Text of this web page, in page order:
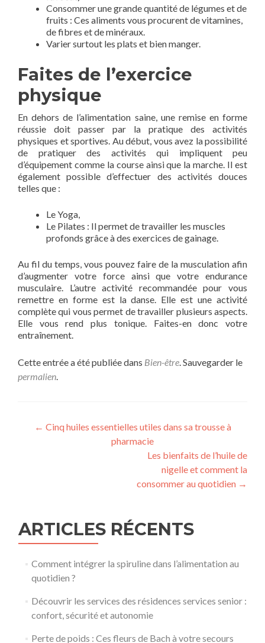
Consommer une grande quantité de légumes et de
fruits : Ces aliments vous procurent de vitamines,
de fibres et de minéraux.
Varier surtout les plats et bien manger.
Faites de l’exercice
physique
En dehors de l’alimentation saine, une remise en forme
réussie doit passer par la pratique des activités
physiques et sportives. Au début, vous avez la possibilité
de pratiquer des activités qui impliquent peu
d’équipement comme la course ainsi que la marche. Il est
également possible d’effectuer des activités douces
telles que :
Le Yoga,
Le Pilates : Il permet de travailler les muscles
profonds grâce à des exercices de gainage.
Au fil du temps, vous pouvez faire de la musculation afin
d’augmenter votre force ainsi que votre endurance
musculaire. L’autre activité recommandée pour vous
remettre en forme est la danse. Elle est une activité
complète qui vous permet de travailler plusieurs aspects.
Elle vous rend plus tonique. Faites-en donc votre
entraînement.
Cette entrée a été publiée dans Bien-être. Sauvegarder le
permalien.
Navigation
← Cinq huiles essentielles utiles dans sa trousse à
pharmacie
Les bienfaits de l’huile de
nigelle et comment la
consommer au quotidien →
ARTICLES RÉCENTS
Comment intégrer la spiruline dans l’alimentation au
quotidien ?
Découvrir les services des résidences services senior :
confort, sécurité et autonomie
Perte de poids : Ces fleurs de Bach à votre secours